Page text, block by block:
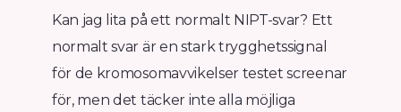
Kan jag lita på ett normalt NIPT-svar? Ett
normalt svar är en stark trygghetssignal
för de kromosomavvikelser testet screenar
för, men det täcker inte alla möjliga